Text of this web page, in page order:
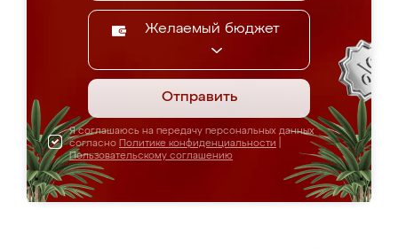
Желаемый бюджет
Отправить
Я соглашаюсь на передачу персональных данных
согласно Политике конфиденциальности
Пользовательскому соглашению